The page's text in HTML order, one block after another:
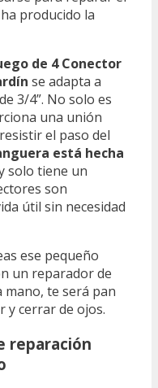
producido la
de 4 Conector
se adapta a
3/4”. No solo es
una unión
el paso del
está hecha
solo tiene un
son
útil sin necesidad
ese pequeño
un reparador de
mano, te será pan
y cerrar de ojos.
reparación